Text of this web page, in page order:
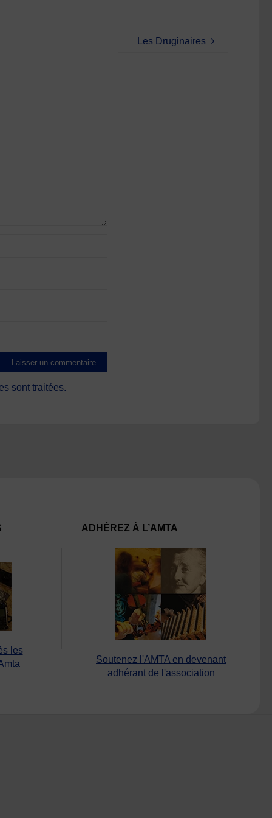
Les Druginaires
sont traitées.
les
ADHÉREZ À L’AMTA
Soutenez l'AMTA en devenant
adhérant de l'association